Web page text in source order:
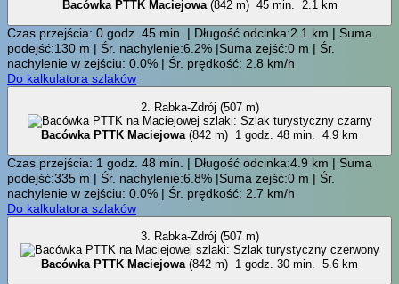
Bacówka PTTK Maciejowa(842 m) 45 min. 2.1 km
Czas przejścia: 0 godz. 45 min. | Długość odcinka:2.1 km | Suma
podejść:130 m | Śr. nachylenie:6.2% |Suma zejść:0 m | Śr.
nachylenie w zejściu: 0.0% | Śr. prędkość: 2.8 km/h
Do kalkulatora szlaków
2. Rabka-Zdrój (507 m)
Bacówka PTTK Maciejowa (842 m) 1 godz. 48 min. 4.9 km
Czas przejścia: 1 godz. 48 min. | Długość odcinka:4.9 km | Suma
podejść:335 m | Śr. nachylenie:6.8% |Suma zejść:0 m | Śr.
nachylenie w zejściu: 0.0% | Śr. prędkość: 2.7 km/h
Do kalkulatora szlaków
3. Rabka-Zdrój (507 m)
Bacówka PTTK Maciejowa(842 m) 1 godz. 30 min. 5.6 km